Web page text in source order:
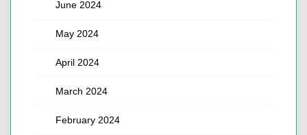
June 2024
May 2024
April 2024
March 2024
February 2024